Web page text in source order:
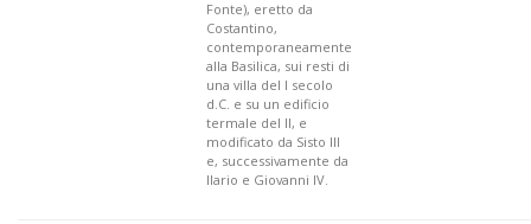
Fonte), eretto da
Costantino,
contemporaneamente
alla Basilica, sui resti di
una villa del I secolo
d.C. e su un edificio
termale del II, e
modificato da Sisto III
e, successivamente da
Ilario e Giovanni IV.